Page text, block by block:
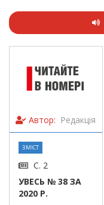
Автор: Редакція
ЗМІСТ
С. 2
УВЕСЬ № 38 ЗА
2020 Р.